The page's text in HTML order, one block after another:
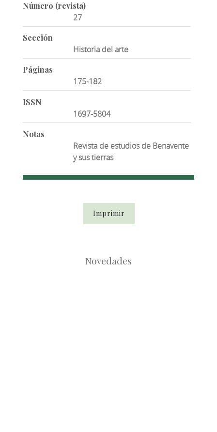
Número (revista)
27
Sección
Historia del arte
Páginas
175-182
ISSN
1697-5804
Notas
Revista de estudios de Benavente
y sus tierras
Imprimir
Novedades